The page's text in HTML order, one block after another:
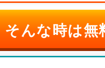
そんな時は無